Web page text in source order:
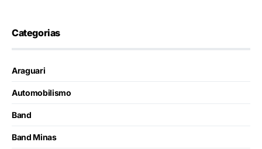
Categorias
Araguari
Automobilismo
Band
Band Minas